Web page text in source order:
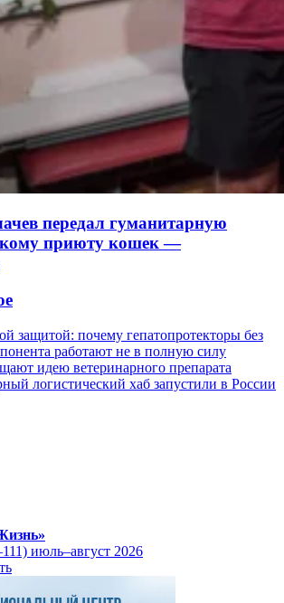
передал гуманитарную
приюту кошек —
защитой: почему гепатопротекторы без
работают не в полную силу
идею ветеринарного препарата
логистический хаб запустили в России
июль–август 2026